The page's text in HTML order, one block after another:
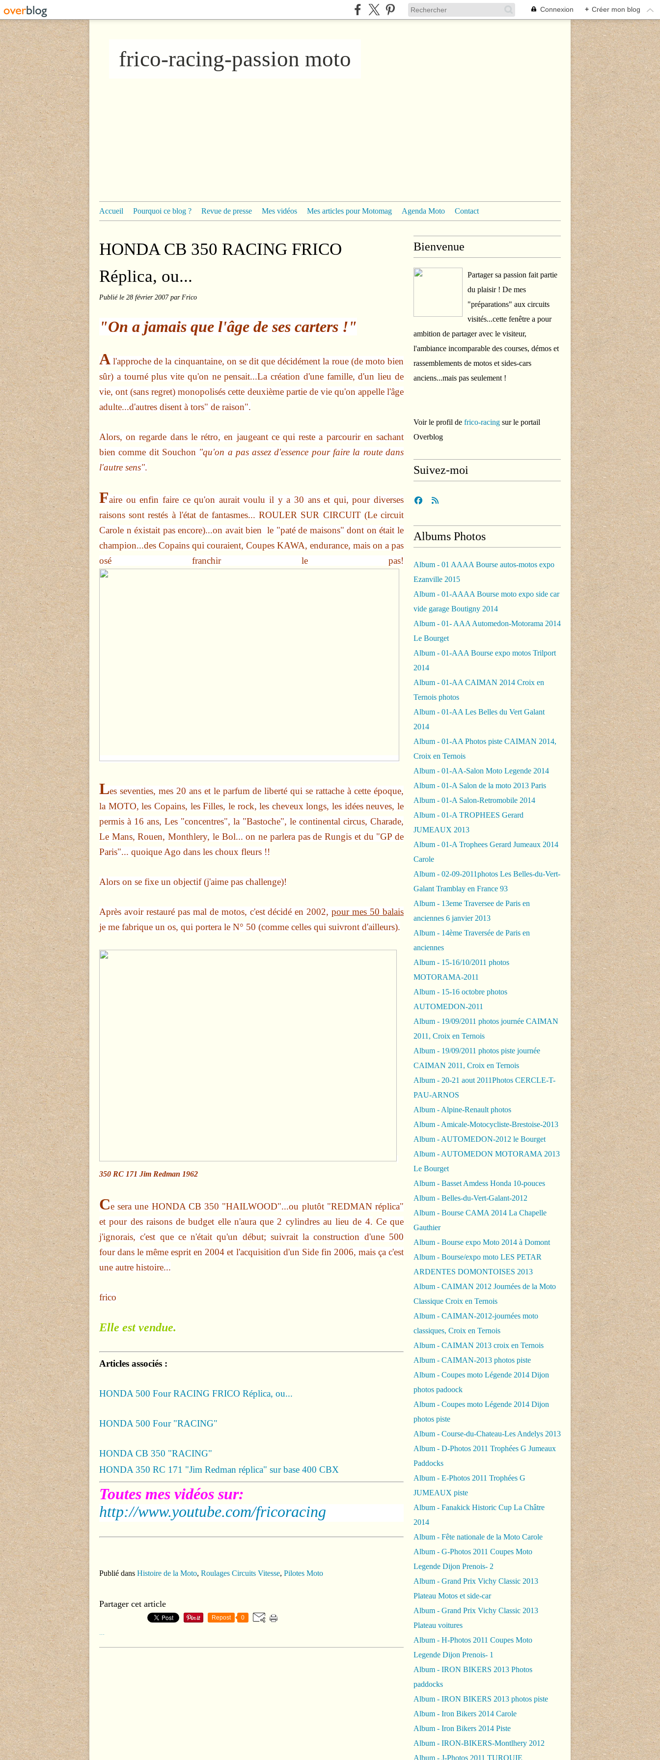
Connexion + Créer mon blog
frico-racing-passion moto
Accueil Pourquoi ce blog ? Revue de presse Mes vidéos Mes articles pour Motomag Agenda Moto Contact
HONDA CB 350 RACING FRICO
Réplica, ou...
Publié le 28 février 2007par Frico
"On a jamais que l'âge de ses carters !"
A l'approche de la cinquantaine, on se dit que décidément la roue (de moto bien
sûr) a tourné plus vite qu'on ne pensait...La création d'une famille, d'un lieu de
vie, ont (sans regret) monopolisés cette deuxième partie de vie qu'on appelle l'âge
adulte...d'autres disent à tors" de raison".
Alors, on regarde dans le rétro, en jaugeant ce qui reste a parcourir en sachant
bien comme dit Souchon "qu'on a pas assez d'essence pour faire la route dans
l'autre sens".
Faire ou enfin faire ce qu'on aurait voulu il y a 30 ans et qui, pour diverses
raisons sont restés à l'état de fantasmes... ROULER SUR CIRCUIT (Le circuit
Carole n éxistait pas encore)...on avait bien le "paté de maisons" dont on était le
champion...des Copains qui couraient, Coupes KAWA, endurance, mais on a pas
osé franchir le pas!
Les seventies, mes 20 ans et le parfum de liberté qui se rattache à cette époque,
la MOTO, les Copains, les Filles, le rock, les cheveux longs, les idées neuves, le
permis à 16 ans, Les "concentres", la "Bastoche", le continental circus, Charade,
Le Mans, Rouen, Monthlery, le Bol... on ne parlera pas de Rungis et du "GP de
Paris"... quoique Ago dans les choux fleurs !!
Alors on se fixe un objectif (j'aime pas challenge)!
Après avoir restauré pas mal de motos, c'est décidé en 2002,pour mes 50 balais
je me fabrique un os, qui portera le N° 50 (comme celles qui suivront d'ailleurs).
350 RC 171 Jim Redman 1962
Ce sera une HONDA CB 350 "HAILWOOD"...ou plutôt "REDMAN réplica"
et pour des raisons de budget elle n'aura que 2 cylindres au lieu de 4. Ce que
j'ignorais, c'est que ce n'était qu'un début; suivrait la construction d'une 500
four dans le même esprit en 2004 et l'acquisition d'un Side fin 2006, mais ça c'est
une autre histoire...
frico
Elle est vendue.
Articles associés :
HONDA 500 Four RACING FRICO Réplica, ou...
HONDA 500 Four "RACING"
HONDA CB 350 "RACING"
HONDA 350 RC 171 "Jim Redman réplica" sur base 400 CBX
Toutes mes vidéos sur:
http://www.youtube.com/fricoracing
Publié dans Histoire de la Moto, Roulages Circuits Vitesse, Pilotes Moto
Partager cet article
Repost 0
Bienvenue
Partager sa passion fait partie
du plaisir ! De mes
"préparations" aux circuits
visités...cette fenêtre a pour
ambition de partager avec le visiteur,
l'ambiance incomparable des courses, démos et
rassemblements de motos et sides-cars
anciens...mais pas seulement !
Voir le profil de frico-racing sur le portail
Overblog
Suivez-moi
Albums Photos
Album - 01 AAAA Bourse autos-motos expo
Ezanville 2015
Album - 01-AAAA Bourse moto expo side car
vide garage Boutigny 2014
Album - 01- AAA Automedon-Motorama 2014
Le Bourget
Album - 01-AAA Bourse expo motos Trilport
2014
Album - 01-AA CAIMAN 2014 Croix en
Ternois photos
Album - 01-AA Les Belles du Vert Galant
2014
Album - 01-AA Photos piste CAIMAN 2014,
Croix en Ternois
Album - 01-AA-Salon Moto Legende 2014
Album - 01-A Salon de la moto 2013 Paris
Album - 01-A Salon-Retromobile 2014
Album - 01-A TROPHEES Gerard
JUMEAUX 2013
Album - 01-A Trophees Gerard Jumeaux 2014
Carole
Album - 02-09-2011photos Les Belles-du-Vert-
Galant Tramblay en France 93
Album - 13eme Traversee de Paris en
anciennes 6 janvier 2013
Album - 14ème Traversée de Paris en
anciennes
Album - 15-16/10/2011 photos
MOTORAMA-2011
Album - 15-16 octobre photos
AUTOMEDON-2011
Album - 19/09/2011 photos journée CAIMAN
2011, Croix en Ternois
Album - 19/09/2011 photos piste journée
CAIMAN 2011, Croix en Ternois
Album - 20-21 aout 2011Photos CERCLE-T-
PAU-ARNOS
Album - Alpine-Renault photos
Album - Amicale-Motocycliste-Brestoise-2013
Album - AUTOMEDON-2012 le Bourget
Album - AUTOMEDON MOTORAMA 2013
Le Bourget
Album - Basset Amdess Honda 10-pouces
Album - Belles-du-Vert-Galant-2012
Album - Bourse CAMA 2014 La Chapelle
Gauthier
Album - Bourse expo Moto 2014 à Domont
Album - Bourse/expo moto LES PETAR
ARDENTES DOMONTOISES 2013
Album - CAIMAN 2012 Journées de la Moto
Classique Croix en Ternois
Album - CAIMAN-2012-journées moto
classiques, Croix en Ternois
Album - CAIMAN 2013 croix en Ternois
Album - CAIMAN-2013 photos piste
Album - Coupes moto Légende 2014 Dijon
photos padoock
Album - Coupes moto Légende 2014 Dijon
photos piste
Album - Course-du-Chateau-Les Andelys 2013
Album - D-Photos 2011 Trophées G Jumeaux
Paddocks
Album - E-Photos 2011 Trophées G
JUMEAUX piste
Album - Fanakick Historic Cup La Châtre
2014
Album - Fête nationale de la Moto Carole
Album - G-Photos 2011 Coupes Moto
Legende Dijon Prenois- 2
Album - Grand Prix Vichy Classic 2013
Plateau Motos et side-car
Album - Grand Prix Vichy Classic 2013
Plateau voitures
Album - H-Photos 2011 Coupes Moto
Legende Dijon Prenois- 1
Album - IRON BIKERS 2013 Photos
paddocks
Album - IRON BIKERS 2013 photos piste
Album - Iron Bikers 2014 Carole
Album - Iron Bikers 2014 Piste
Album - IRON-BIKERS-Montlhery 2012
Album - J-Photos 2011 TURQUIE